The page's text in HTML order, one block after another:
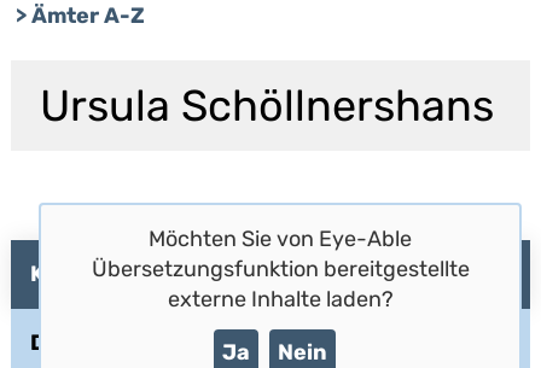
Möchten Sie von Eye-Able
Übersetzungsfunktion bereitgestellte
externe Inhalte laden?
Ja Nein
Ämter A-Z
Ursula Schöllnershans
Kontakt
Dienstleistungen